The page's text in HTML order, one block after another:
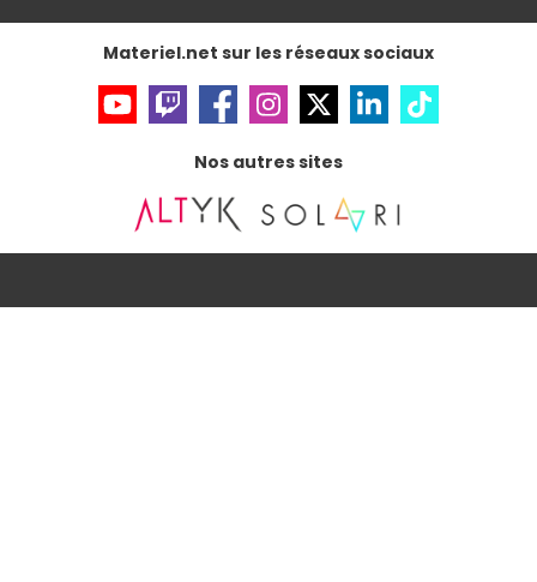
Accessibilité : non conforme
Materiel.net sur les réseaux sociaux
Nos autres sites